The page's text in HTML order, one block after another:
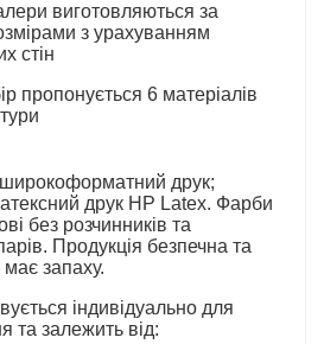
виготовляються за
з урахуванням
стін
пропонується 6 матеріалів
друк;
друк HP Latex. Фарби
без розчинників та
Продукція безпечна та
запаху.
індивідуально для
та залежить від: